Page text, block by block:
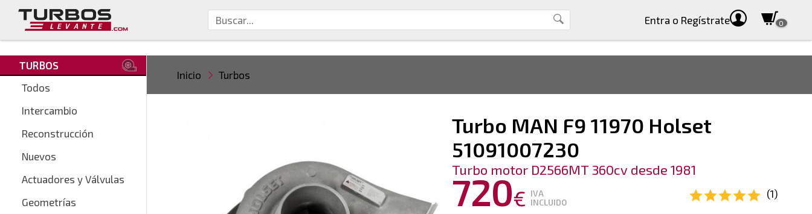
Entra o Regístrate 0
TURBOS
Todos
Intercambio
Reconstrucción
Nuevos
Actuadores y Válvulas
Geometrías
Inicio Turbos
Turbo MAN F9 11970 Holset
51091007230
Turbo motor D2566MT 360cv desde 1981
720€ IVA
INCLUIDO
(1)